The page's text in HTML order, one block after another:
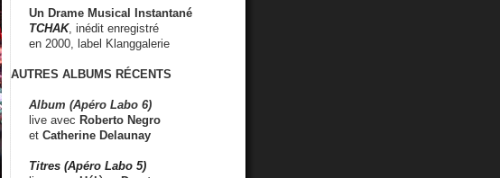
Un Drame Musical Instantané
TCHAK, inédit enregistré
en 2000, label Klanggalerie
AUTRES ALBUMS RÉCENTS
Album (Apéro Labo 6)
live avec Roberto Negro
et Catherine Delaunay
Titres (Apéro Labo 5)